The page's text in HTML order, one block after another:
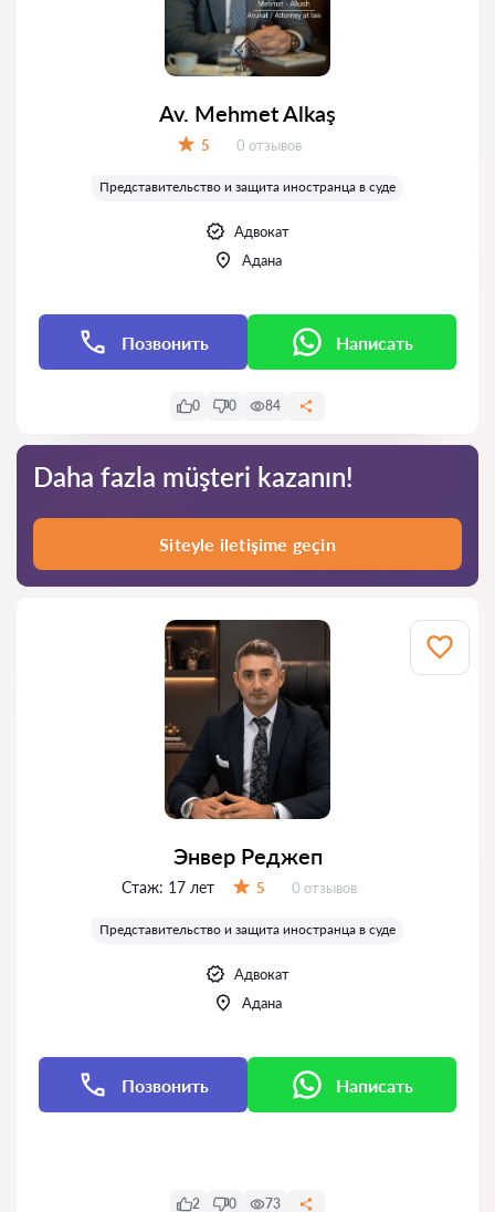
Av. Mehmet Alkaş
5 Отзывов:
0 отзывов
Представительство и защита иностранца в суде
Адвокат
Адана
Позвонить Написать
0 0 84
Daha fazla müşteri kazanın!
Siteyle iletişime geçin
Энвер Реджеп
Стаж: 17 лет 5 Отзывов:
0 отзывов
Представительство и защита иностранца в суде
Адвокат
Адана
Позвонить Написать
2 0 73